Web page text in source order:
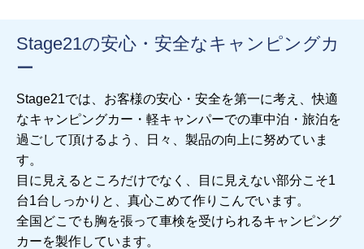
Stage21の安心・安全なキャンピングカ
ー
Stage21では、お客様の安心・安全を第一に考え、快適
なキャンピングカー・軽キャンパーでの車中泊・旅泊を
過ごして頂けるよう、日々、製品の向上に努めていま
す。
目に見えるところだけでなく、目に見えない部分こそ1
台1台しっかりと、真心こめて作りこんでいます。
全国どこでも胸を張って車検を受けられるキャンピング
カーを製作しています。